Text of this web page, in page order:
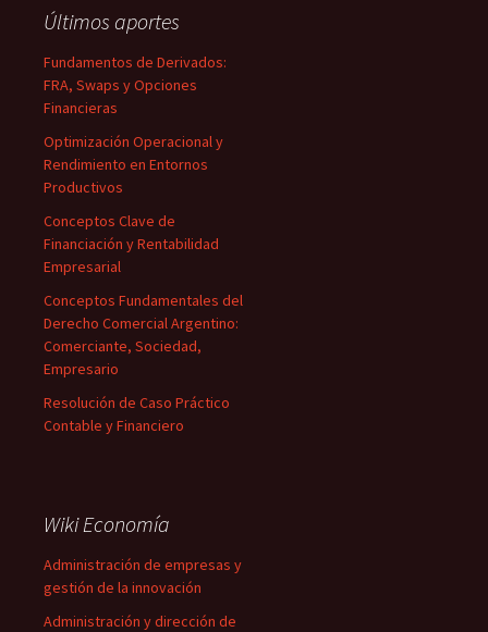
Últimos aportes
Fundamentos de Derivados:
FRA, Swaps y Opciones
Financieras
Optimización Operacional y
Rendimiento en Entornos
Productivos
Conceptos Clave de
Financiación y Rentabilidad
Empresarial
Conceptos Fundamentales del
Derecho Comercial Argentino:
Comerciante, Sociedad,
Empresario
Resolución de Caso Práctico
Contable y Financiero
Wiki Economía
Administración de empresas y
gestión de la innovación
Administración y dirección de